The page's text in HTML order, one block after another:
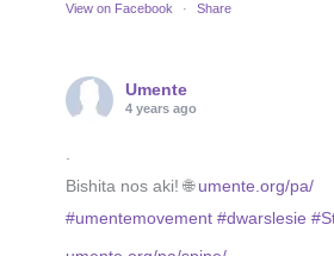
View on Facebook · Share
Umente
4 years ago
.
Bishita nos aki! 🌐 umente.org/pa/
#umentemovement #dwarslesie